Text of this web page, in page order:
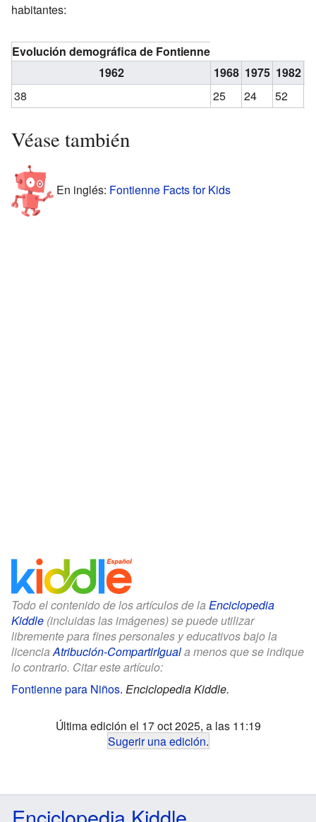
habitantes:
Evolución demográfica de Fontienne
1962
1968 1975 1982
38
25 24 52
Véase también
En inglés: Fontienne Facts for Kids
Todo el contenido de los artículos de la Enciclopedia
Kiddle (incluidas las imágenes) se puede utilizar
libremente para fines personales y educativos bajo la
licenciaAtribución-CompartirIguala menos que se indique
lo contrario. Citar este artículo:
Fontienne para Niños. Enciclopedia Kiddle.
Última edición el 17 oct 2025, a las 11:19
Sugerir una edición.